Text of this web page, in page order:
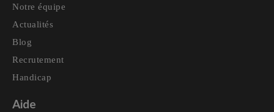
Notre équipe
Actualités
Blog
Recrutement
Handicap
Aide